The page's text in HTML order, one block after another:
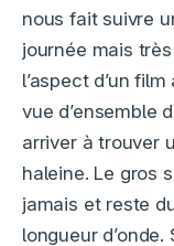
nous fait suivre
journée mais
l’aspect d’un
vue d’ensemble
arriver à trouver
haleine. Le gros
jamais et reste
longueur d’onde.